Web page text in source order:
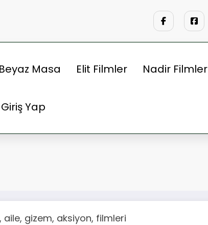
Beyaz Masa Elit Filmler Nadir Filmler
Giriş Yap
gizem, aksiyon, filmleri